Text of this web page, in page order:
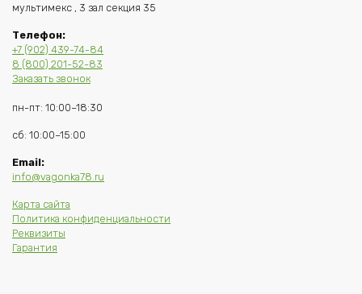
мультимекс , 3 зал секция 35
Телефон:
+7 (902) 439-74-84
8 (800) 201-52-83
Заказать звонок
пн-пт: 10:00–18:30
сб: 10:00–15:00
Email:
info@vagonka78.ru
Карта сайта
Политика конфиденциальности
Реквизиты
Гарантия